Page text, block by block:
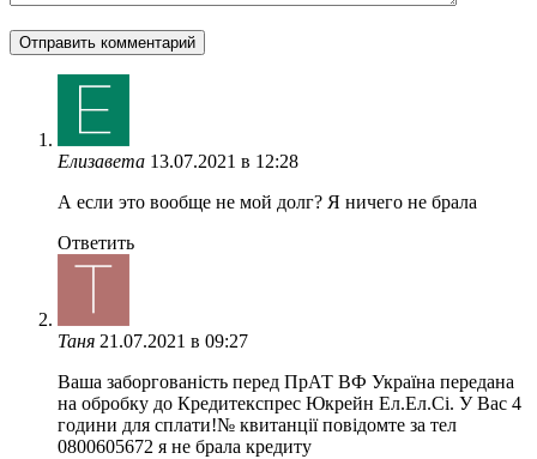
Елизавета 13.07.2021 в 12:28
А если это вообще не мой долг? Я ничего не брала
Ответить
Таня 21.07.2021 в 09:27
Ваша заборгованiсть перед ПрАТ ВФ Україна передана
на обробку до Кредитекспрес Юкрейн Ел.Ел.Сi. У Вас 4
години для сплати!№ квитанцiї повiдомте за тел
0800605672 я не брала кредиту